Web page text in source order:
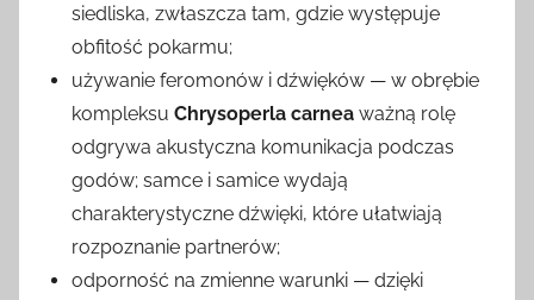
siedliska, zwłaszcza tam, gdzie występuje
obfitość pokarmu;
używanie feromonów i dźwięków — w obrębie
kompleksu Chrysoperla carnea ważną rolę
odgrywa akustyczna komunikacja podczas
godów; samce i samice wydają
charakterystyczne dźwięki, które ułatwiają
rozpoznanie partnerów;
odporność na zmienne warunki — dzięki